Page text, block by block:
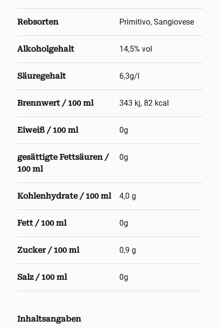
Rebsorten Primitivo, Sangiovese
Alkoholgehalt 14,5% vol
Säuregehalt 6,3g/l
Brennwert / 100 ml 343 kj, 82 kcal
Eiweiß / 100 ml 0g
gesättigte Fettsäuren /
100 ml
0g
Kohlenhydrate / 100 ml 4,0 g
Fett / 100 ml 0g
Zucker / 100 ml 0,9 g
Salz / 100 ml 0g
Inhaltsangaben